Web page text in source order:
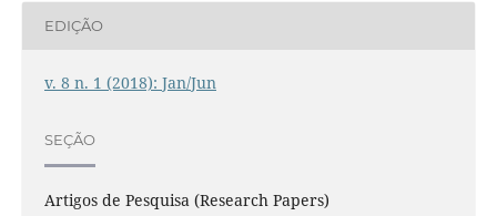
EDIÇÃO
v. 8 n. 1 (2018): Jan/Jun
SEÇÃO
Artigos de Pesquisa (Research Papers)